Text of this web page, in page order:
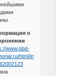
о
www.obd-
html/info.htm?